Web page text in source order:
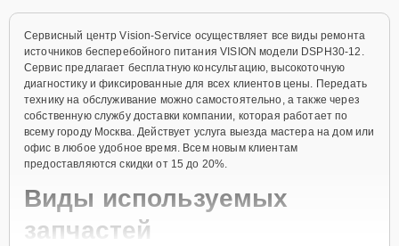
Сервисный центр Vision-Service осуществляет все виды ремонта
источников бесперебойного питания VISION модели DSPH30-12.
Сервис предлагает бесплатную консультацию, высокоточную
диагностику и фиксированные для всех клиентов цены. Передать
технику на обслуживание можно самостоятельно, а также через
собственную службу доставки компании, которая работает по
всему городу Москва. Действует услуга выезда мастера на дом или
офис в любое удобное время. Всем новым клиентам
предоставляются скидки от 15 до 20%.
Виды используемых
запчастей